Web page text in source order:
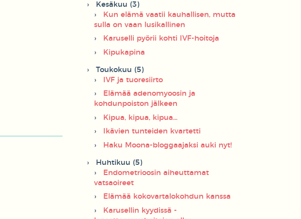
Kesäkuu (3)
Kun elämä vaatii kauhallisen, mutta
sulla on vaan lusikallinen
Karuselli pyörii kohti IVF-hoitoja
Kipukapina
Toukokuu (5)
IVF ja tuoresiirto
Elämää adenomyoosin ja
kohdunpoiston jälkeen
Kipua, kipua, kipua...
Ikävien tunteiden kvartetti
Haku Moona-bloggaajaksi auki nyt!
Huhtikuu (5)
Endometrioosin aiheuttamat
vatsaoireet
Elämää kokovartalokohdun kanssa
Karusellin kyydissä -